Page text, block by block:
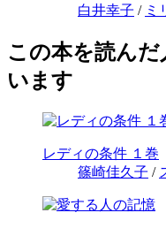
白井幸子 / ミ
この本を読ん
います
レディの条件 １巻
篠崎佳久子 /